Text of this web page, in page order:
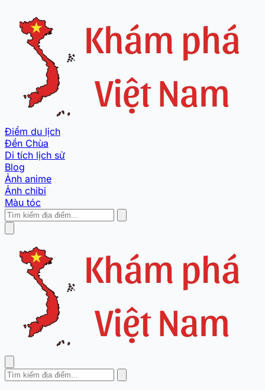
Điểm du lịch
Đền Chùa
Di tích lịch sử
Blog
Ảnh anime
Ảnh chibi
Màu tóc